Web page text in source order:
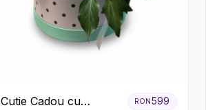
Cutie Cadou cu
RON599